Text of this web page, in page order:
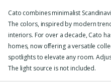
Cato combines minimalist
The colors, inspired by modern
interiors. For over a decade, Cato
homes, now offering a versatile
spotlights to elevate any room.
The light source is not included.